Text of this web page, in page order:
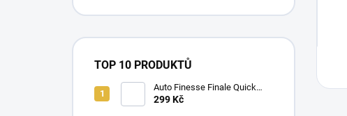
TOP 10 PRODUKTŮ
Auto Finesse Finale Quick
Detailer (500 ml)
299 Kč